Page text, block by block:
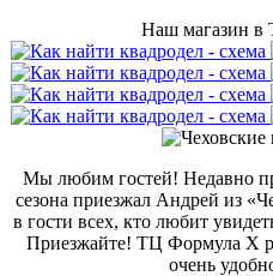
Наш магазин
Мы любим гостей! Недавно
сезона приезжал Андрей из
в гости всех, кто любит
Приезжайте! ТЦ Формула Х
очень